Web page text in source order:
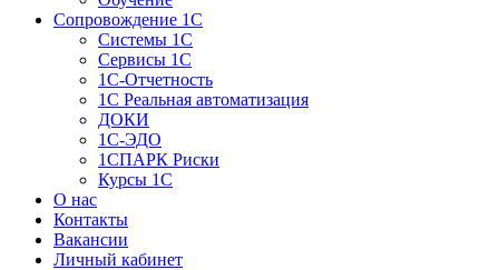
Сопровождение 1С
Системы 1С
Сервисы 1С
1C-Отчетность
1С Реальная автоматизация
ДОКИ
1C-ЭДО
1СПАРК Риски
Курсы 1С
О нас
Контакты
Вакансии
Личный кабинет